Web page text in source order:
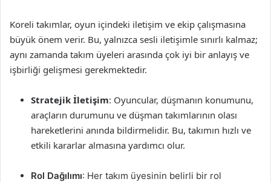
Koreli takımlar, oyun içindeki iletişim ve ekip çalışmasına
büyük önem verir. Bu, yalnızca sesli iletişimle sınırlı kalmaz;
aynı zamanda takım üyeleri arasında çok iyi bir anlayış ve
işbirliği gelişmesi gerekmektedir.
Stratejik İletişim: Oyuncular, düşmanın konumunu,
araçların durumunu ve düşman takımlarının olası
hareketlerini anında bildirmelidir. Bu, takımın hızlı ve
etkili kararlar almasına yardımcı olur.
Rol Dağılımı: Her takım üyesinin belirli bir rol